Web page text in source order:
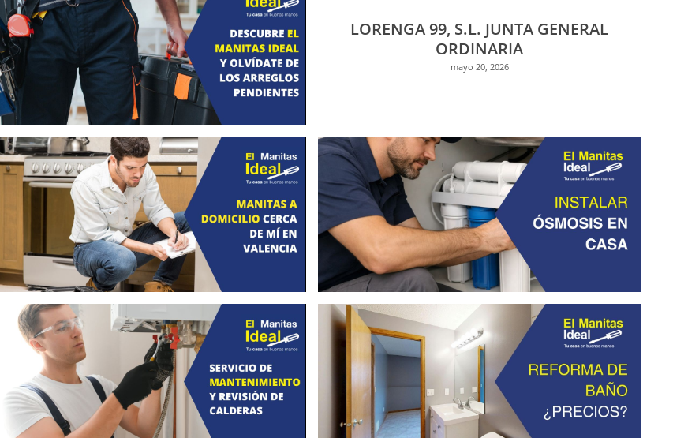
¿Buscas un manitas a domicilio cerca
de mí? El Manitas Ideal es tu solución
rápida, eficaz y de confianza
mayo 26, 2026
LORENGA 99, S.L. JUNTA GENERAL
ORDINARIA
mayo 20, 2026
El Manitas Ideal: la solución más
rápida para encontrar un manitas a
domicilio cerca de mí en Valencia
abril 22, 2026
Instalar ósmosis en casa: agua sin
cal, más salud y mejor sabor
abril 13, 2026
Mantenimiento y revisión profesional
de calderas con El Manitas Ideal
marzo 10, 2026
Reformar el baño precio: cuánto
cuesta y cómo ahorrar en la reforma
febrero 20, 2026